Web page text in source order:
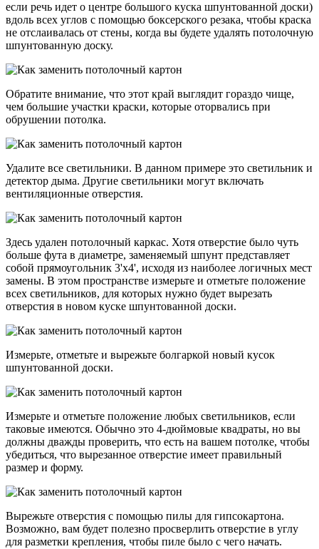
если речь идет о центре большого куска шпунтованной доски)
вдоль всех углов с помощью боксерского резака, чтобы краска
не отслаивалась от стены, когда вы будете удалять потолочную
шпунтованную доску.
Обратите внимание, что этот край выглядит гораздо чище,
чем большие участки краски, которые оторвались при
обрушении потолка.
Удалите все светильники. В данном примере это светильник и
детектор дыма. Другие светильники могут включать
вентиляционные отверстия.
Здесь удален потолочный каркас. Хотя отверстие было чуть
больше фута в диаметре, заменяемый шпунт представляет
собой прямоугольник 3'x4', исходя из наиболее логичных мест
замены. В этом пространстве измерьте и отметьте положение
всех светильников, для которых нужно будет вырезать
отверстия в новом куске шпунтованной доски.
Измерьте, отметьте и вырежьте болгаркой новый кусок
шпунтованной доски.
Измерьте и отметьте положение любых светильников, если
таковые имеются. Обычно это 4-дюймовые квадраты, но вы
должны дважды проверить, что есть на вашем потолке, чтобы
убедиться, что вырезанное отверстие имеет правильный
размер и форму.
Вырежьте отверстия с помощью пилы для гипсокартона.
Возможно, вам будет полезно просверлить отверстие в углу
для разметки крепления, чтобы пиле было с чего начать.